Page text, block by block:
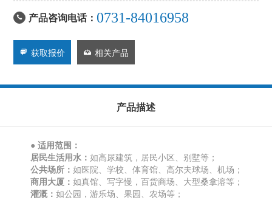
 产品咨询电话： 0731-84016958
 获取报价  相关产品
产品描述
● 适用范围：
居民生活用水：如高尿建筑，居民小区、别墅等；
公共场所：如医院、学校、体育馆、高尔夫球场、机场；
商用大厦：如真馆、写字慢，百货商场、大型桑拿溶等；
灌溉：如公园，游乐场、果园、农场等；